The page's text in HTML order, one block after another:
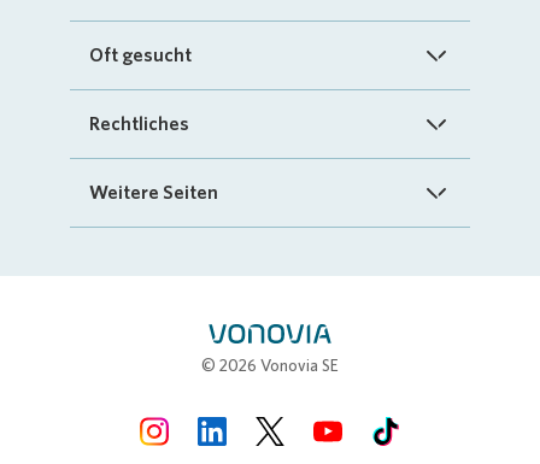
Startseite
Investoren
Oft gesucht
FAQ
„Mein Vonovia“ App
Mein Zuhause
Rechtliches
Impressum
Weitere Seiten
© 2026 Vonovia SE